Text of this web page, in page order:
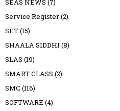
SEAS NEWS (7)
Service Register(2)
SET(15)
SHAALA SIDDHI (8)
SLAS (19)
SMART CLASS (2)
SMC (116)
SOFTWARE (4)